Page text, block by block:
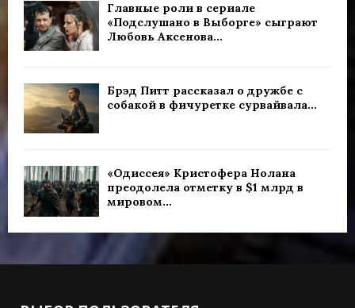
Главные роли в сериале
«Подслушано в Выборге» сыграют
Любовь Аксенова...
Брэд Питт рассказал о дружбе с
собакой в фичуретке сурвайвала...
«Одиссея» Кристофера Нолана
преодолела отметку в $1 млрд в
мировом...